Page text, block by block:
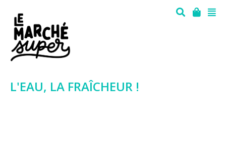
L'EAU, LA FRAÎCHEUR !